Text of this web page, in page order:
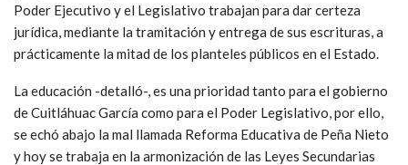
Poder Ejecutivo y el Legislativo trabajan para dar certeza
jurídica, mediante la tramitación y entrega de sus escrituras, a
prácticamente la mitad de los planteles públicos en el Estado.
La educación -detalló-, es una prioridad tanto para el gobierno
de Cuitláhuac García como para el Poder Legislativo, por ello,
se echó abajo la mal llamada Reforma Educativa de Peña Nieto
y hoy se trabaja en la armonización de las Leyes Secundarias